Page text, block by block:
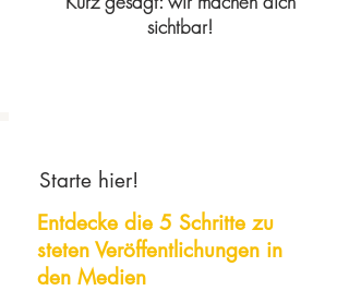
sichtbar!
Starte hier!
Entdecke die 5 Schritte zu
steten Veröffentlichungen in
den Medien